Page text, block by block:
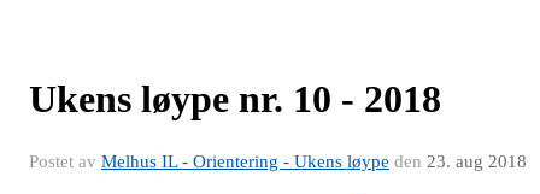
Ukens løype nr. 10 - 2018
Postet av Melhus IL - Orientering - Ukens løype den 23. aug 2018